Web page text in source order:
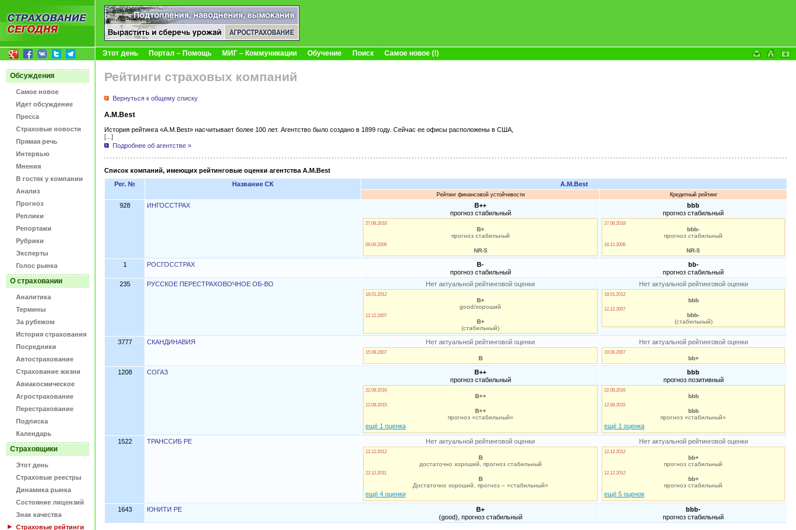
Этот день Портал – Помощь МИГ – Коммуникации Обучение Поиск Самое новое (!)
Обсуждения
Самое новое
Идет обсуждение
Пресса
Страховые новости
Прямая речь
Интервью
Мнения
В гостях у компании
Анализ
Прогноз
Реплики
Репортажи
Рубрики
Эксперты
Голос рынка
О страховании
Аналитика
Термины
За рубежом
История страхования
Посредники
Автострахование
Страхование жизни
Авиакосмическое
Агрострахование
Перестрахование
Подписка
Календарь
Страховщики
Этот день
Страховые реестры
Динамика рынка
Состояние лицензий
Знак качества
Страховые рейтинги
Рейтинги страховых компаний
Вернуться к общему списку
A.M.Best
История рейтинга «A.M.Best» насчитывает более 100 лет. Агентство было создано в 1899 году. Сейчас ее офисы расположены в США,
[...]
Подробнее об агентстве »
Список компаний, имеющих рейтинговые оценки агентства A.M.Best
Рег. №
Название СК A.M.Best
Рейтинг финансовой устойчивости Кредитный рейтинг
928 ИНГОССТРАХ
B++
прогноз стабильный
27.08.2018
B+
прогноз стабильный
09.06.2006
NR-5
bbb
прогноз стабильный
27.08.2018
bbb-
прогноз стабильный
18.12.2006
NR-5
1 РОСГОССТРАХ
B-
прогноз стабильный
bb-
прогноз стабильный
235
РУССКОЕ ПЕРЕСТРАХОВОЧНОЕ ОБ-ВО Нет актуальной рейтинговой оценки
18.01.2012
B+
good/хороший
12.12.2007
B+
(стабильный)
Нет актуальной рейтинговой оценки
18.01.2012
bbb
12.12.2007
bbb-
(стабильный)
3777 СКАНДИНАВИЯ Нет актуальной рейтинговой оценки
15.08.2007
B
Нет актуальной рейтинговой оценки
19.06.2007
bb+
1208 СОГАЗ
B++
прогноз стабильный
22.08.2016
B++
12.08.2015
B++
прогноз «стабильный»
ещё 1 оценка
bbb
прогноз позитивный
22.08.2016
bbb
12.08.2015
bbb
прогноз «стабильный»
ещё 1 оценка
1522 ТРАНССИБ РЕ Нет актуальной рейтинговой оценки
12.12.2012
B
достаточно хороший, прогноз стабильный
22.12.2011
B
Достаточно хороший, прогноз – «стабильный»
ещё 4 оценки
Нет актуальной рейтинговой оценки
12.12.2012
bb+
прогноз стабильный
12.12.2012
bb+
прогноз стабильный
ещё 5 оценок
1643 ЮНИТИ РЕ
B+
(good), прогноз стабильный
bbb-
прогноз стабильный